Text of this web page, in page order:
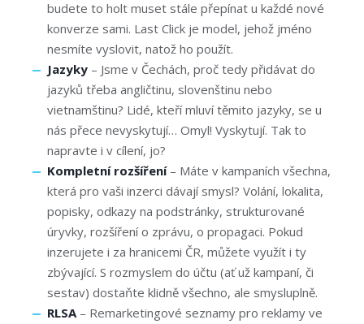
budete to holt muset stále přepínat u každé nové
konverze sami. Last Click je model, jehož jméno
nesmíte vyslovit, natož ho použít.
Jazyky – Jsme v Čechách, proč tedy přidávat do
jazyků třeba angličtinu, slovenštinu nebo
vietnamštinu? Lidé, kteří mluví těmito jazyky, se u
nás přece nevyskytují… Omyl! Vyskytují. Tak to
napravte i v cílení, jo?
Kompletní rozšíření– Máte v kampaních všechna,
která pro vaši inzerci dávají smysl? Volání, lokalita,
popisky, odkazy na podstránky, strukturované
úryvky, rozšíření o zprávu, o propagaci. Pokud
inzerujete i za hranicemi ČR, můžete využít i ty
zbývající. S rozmyslem do účtu (ať už kampaní, či
sestav) dostaňte klidně všechno, ale smysluplně.
RLSA– Remarketingové seznamy pro reklamy ve